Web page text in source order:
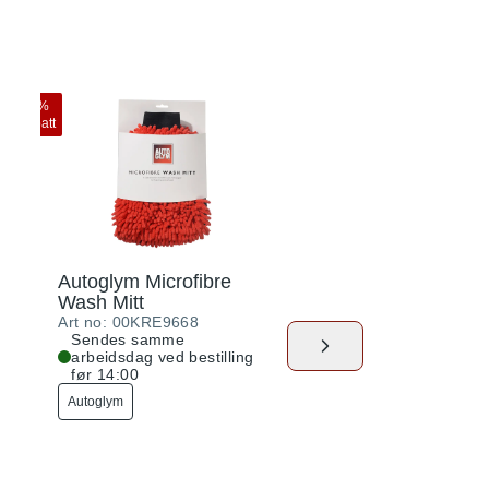
%
rabatt
Autoglym Microfibre
Wash Mitt
Art no: 00KRE9668
Sendes samme
arbeidsdag ved bestilling
før 14:00
Autoglym
Art no:
før 14:00